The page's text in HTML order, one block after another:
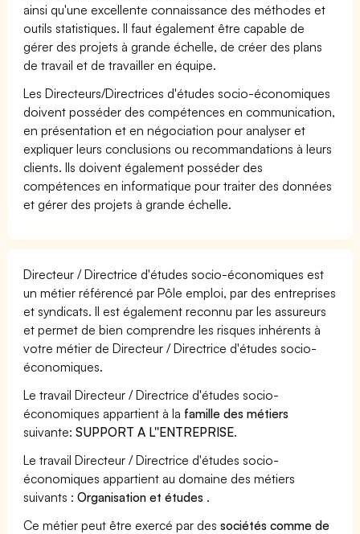
ainsi qu'une excellente connaissance des méthodes et
outils statistiques. Il faut également être capable de
gérer des projets à grande échelle, de créer des plans
de travail et de travailler en équipe.
Les Directeurs/Directrices d'études socio-économiques
doivent posséder des compétences en communication,
en présentation et en négociation pour analyser et
expliquer leurs conclusions ou recommandations à leurs
clients. Ils doivent également posséder des
compétences en informatique pour traiter des données
et gérer des projets à grande échelle.
Directeur / Directrice d'études socio-économiques est
un métier référencé par Pôle emploi, par des entreprises
et syndicats. Il est également reconnu par les assureurs
et permet de bien comprendre les risques inhérents à
votre métier de Directeur / Directrice d'études socio-
économiques.
Le travail Directeur / Directrice d'études socio-
économiques appartient à la famille des métiers
suivante:SUPPORT A L''ENTREPRISE.
Le travail Directeur / Directrice d'études socio-
économiques appartient au domaine des métiers
suivants :Organisation et études .
Ce métier peut être exercé par dessociétés comme de